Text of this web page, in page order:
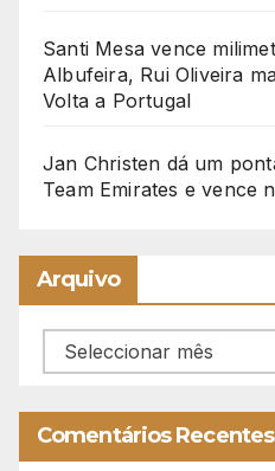
Santi Mesa vence
Albufeira, Rui Oliveira
Volta a Portugal
Jan Christen dá um
Team Emirates e vence
Arquivo
Arquivo
Comentários Recentes